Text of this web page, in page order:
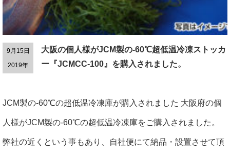
9月15日
2019年
大阪の個人様がJCM製の-60℃超低温冷凍ストッカ
ー『JCMCC-100』を購入されました。
JCM製の-60℃の超低温冷凍庫が購入されました 大阪府の個
人様がJCM製の-60℃の超低温冷凍庫をご購入されました。
弊社の近くという事もあり、自社便にて納品・設置させて頂